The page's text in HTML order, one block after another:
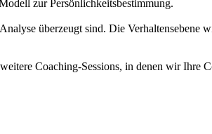
zur Persönlichkeitsbestimmung.
überzeugt sind. Die Verhaltensebene
Coaching-Sessions, in denen wir Ihre